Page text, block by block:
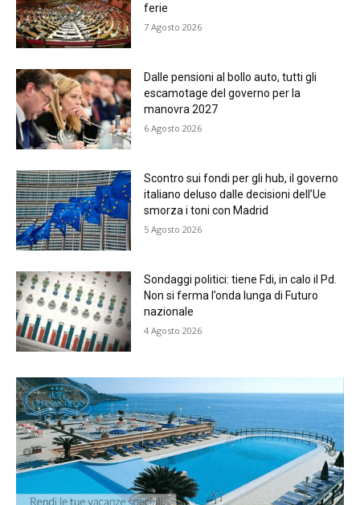
ferie
7 Agosto 2026
Dalle pensioni al bollo auto, tutti gli
escamotage del governo per la
manovra 2027
6 Agosto 2026
Scontro sui fondi per gli hub, il governo
italiano deluso dalle decisioni dell’Ue
smorza i toni con Madrid
5 Agosto 2026
Sondaggi politici: tiene Fdi, in calo il Pd.
Non si ferma l’onda lunga di Futuro
nazionale
4 Agosto 2026